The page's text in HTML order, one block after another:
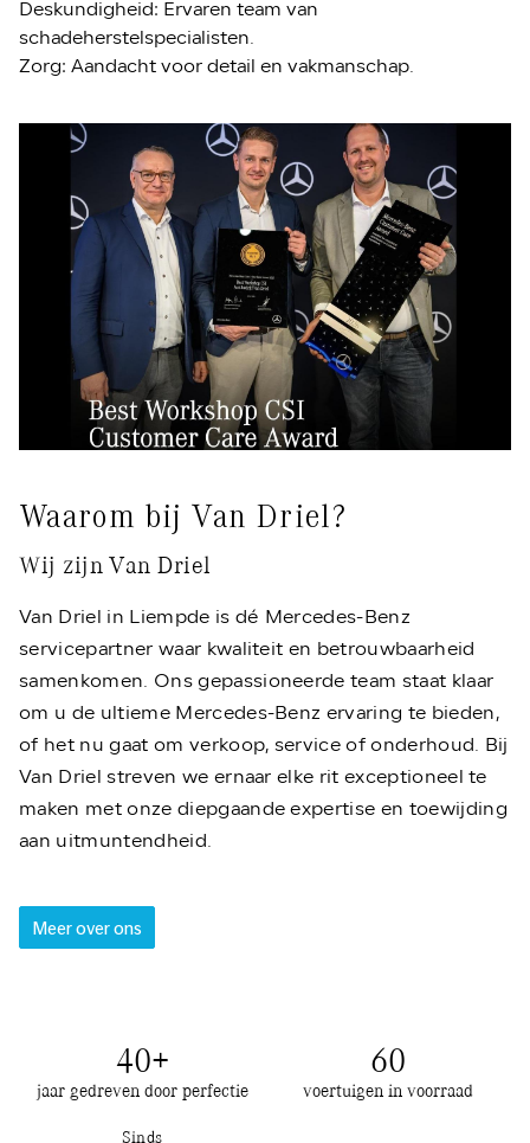
Deskundigheid: Ervaren team van
schadeherstelspecialisten.
Zorg: Aandacht voor detail en vakmanschap.
Waarom bij Van Driel?
Wij zijn Van Driel
Van Driel in Liempde is dé Mercedes-Benz
servicepartner waar kwaliteit en betrouwbaarheid
samenkomen. Ons gepassioneerde team staat klaar
om u de ultieme Mercedes-Benz ervaring te bieden,
of het nu gaat om verkoop, service of onderhoud. Bij
Van Driel streven we ernaar elke rit exceptioneel te
maken met onze diepgaande expertise en toewijding
aan uitmuntendheid.
Meer over ons
40+
jaar gedreven door perfectie
60
voertuigen in voorraad
Sinds